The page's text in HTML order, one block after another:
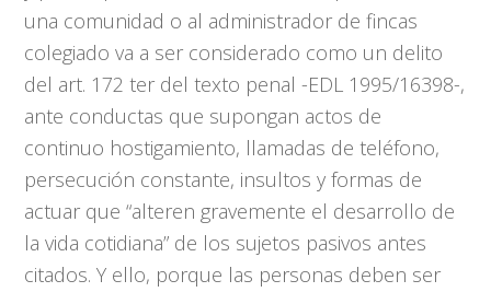
una comunidad o al administrador de fincas
colegiado va a ser considerado como un delito
del art. 172 ter del texto penal -EDL 1995/16398-,
ante conductas que supongan actos de
continuo hostigamiento, llamadas de teléfono,
persecución constante, insultos y formas de
actuar que “alteren gravemente el desarrollo de
la vida cotidiana” de los sujetos pasivos antes
citados. Y ello, porque las personas deben ser